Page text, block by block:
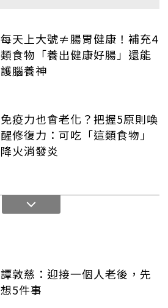
每天上大號≠腸胃健康！補充4
類食物「養出健康好腸」還能
護腦養神
免疫力也會老化？把握5原則喚
醒修復力：可吃「這類食物」
降火消發炎
譚敦慈：迎接一個人老後，先
想5件事